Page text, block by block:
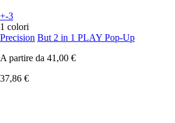
+-3
1 colori
Precision But 2 in 1 PLAY Pop-Up
A partire da 41,00 €
37,86 €